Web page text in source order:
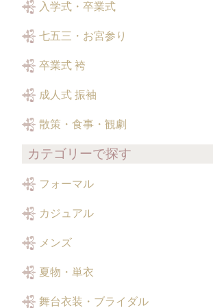
入学式・卒業式
七五三・お宮参り
卒業式 袴
成人式 振袖
散策・食事・観劇
カテゴリーで探す
フォーマル
カジュアル
メンズ
夏物・単衣
舞台衣装・ブライダル